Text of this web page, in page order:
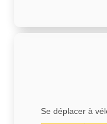
Se déplacer à